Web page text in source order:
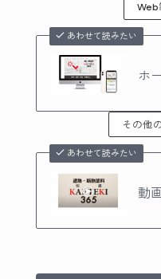
Web
あわせて読みたい
ホ
その他
あわせて読みたい
動